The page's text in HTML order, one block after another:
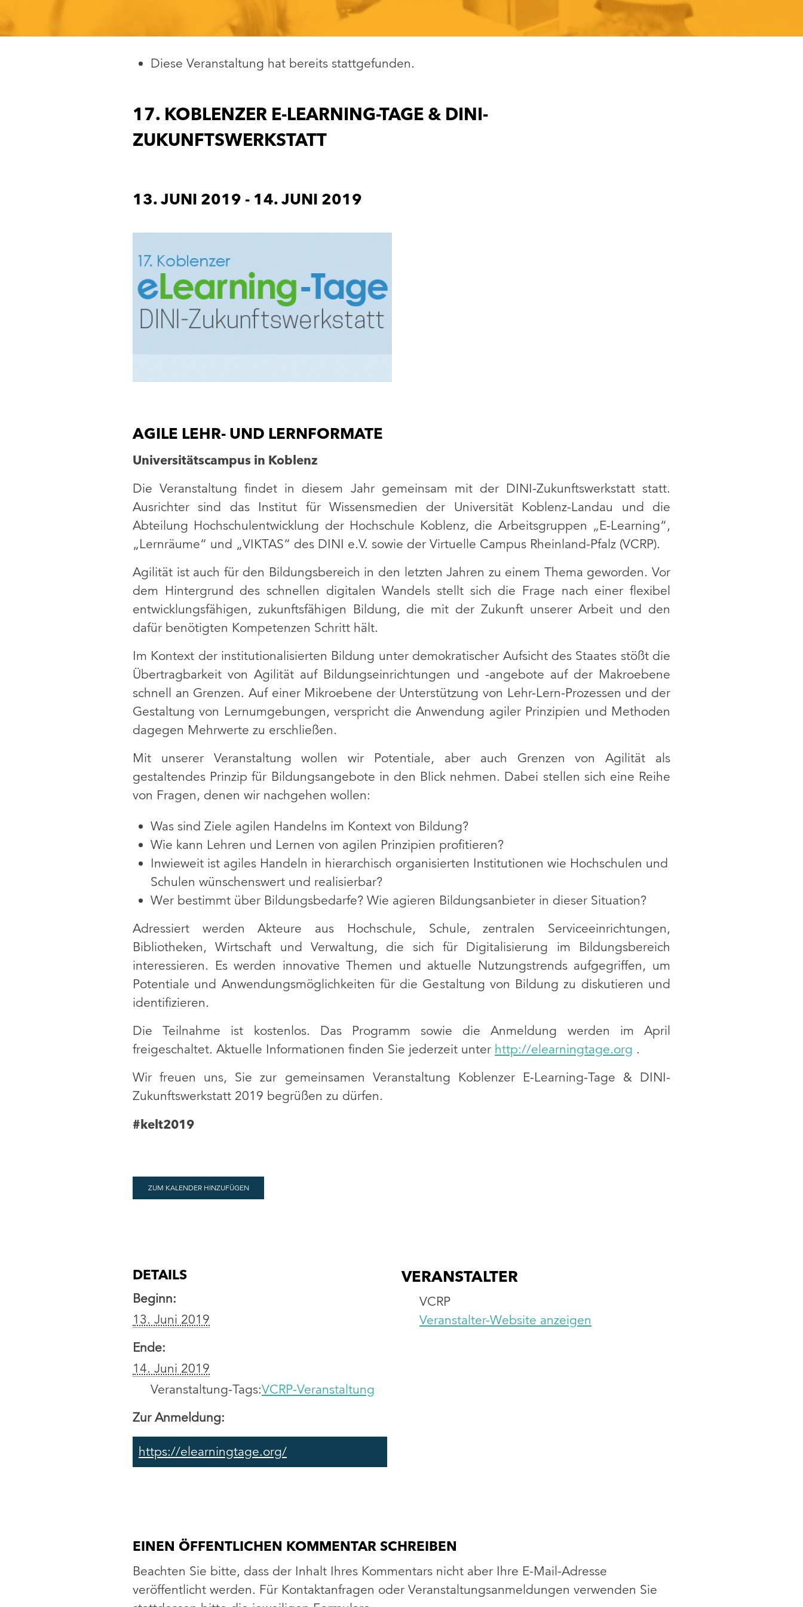
Diese Veranstaltung hat bereits stattgefunden.
17. KOBLENZER E-LEARNING-TAGE & DINI-
ZUKUNFTSWERKSTATT
13. JUNI 2019 - 14. JUNI 2019
AGILE LEHR- UND LERNFORMATE
Universitätscampus in Koblenz
Die Veranstaltung findet in diesem Jahr gemeinsam mit der DINI-Zukunftswerkstatt statt.
Ausrichter sind das Institut für Wissensmedien der Universität Koblenz-Landau und die
Abteilung Hochschulentwicklung der Hochschule Koblenz, die Arbeitsgruppen „E-Learning“,
„Lernräume“ und „VIKTAS“ des DINI e.V. sowie der Virtuelle Campus Rheinland-Pfalz (VCRP).
Agilität ist auch für den Bildungsbereich in den letzten Jahren zu einem Thema geworden. Vor
dem Hintergrund des schnellen digitalen Wandels stellt sich die Frage nach einer flexibel
entwicklungsfähigen, zukunftsfähigen Bildung, die mit der Zukunft unserer Arbeit und den
dafür benötigten Kompetenzen Schritt hält.
Im Kontext der institutionalisierten Bildung unter demokratischer Aufsicht des Staates stößt die
Übertragbarkeit von Agilität auf Bildungseinrichtungen und -angebote auf der Makroebene
schnell an Grenzen. Auf einer Mikroebene der Unterstützung von Lehr-Lern-Prozessen und der
Gestaltung von Lernumgebungen, verspricht die Anwendung agiler Prinzipien und Methoden
dagegen Mehrwerte zu erschließen.
Mit unserer Veranstaltung wollen wir Potentiale, aber auch Grenzen von Agilität als
gestaltendes Prinzip für Bildungsangebote in den Blick nehmen. Dabei stellen sich eine Reihe
von Fragen, denen wir nachgehen wollen:
Was sind Ziele agilen Handelns im Kontext von Bildung?
Wie kann Lehren und Lernen von agilen Prinzipien profitieren?
Inwieweit ist agiles Handeln in hierarchisch organisierten Institutionen wie Hochschulen und
Schulen wünschenswert und realisierbar?
Wer bestimmt über Bildungsbedarfe? Wie agieren Bildungsanbieter in dieser Situation?
Adressiert werden Akteure aus Hochschule, Schule, zentralen Serviceeinrichtungen,
Bibliotheken, Wirtschaft und Verwaltung, die sich für Digitalisierung im Bildungsbereich
interessieren. Es werden innovative Themen und aktuelle Nutzungstrends aufgegriffen, um
Potentiale und Anwendungsmöglichkeiten für die Gestaltung von Bildung zu diskutieren und
identifizieren.
Die Teilnahme ist kostenlos. Das Programm sowie die Anmeldung werden im April
freigeschaltet. Aktuelle Informationen finden Sie jederzeit unter http://elearningtage.org .
Wir freuen uns, Sie zur gemeinsamen Veranstaltung Koblenzer E-Learning-Tage & DINI-
Zukunftswerkstatt 2019 begrüßen zu dürfen.
#kelt2019
ZUM KALENDER HINZUFÜGEN
DETAILS
Beginn:
13. Juni 2019
Ende:
14. Juni 2019
Veranstaltung-Tags:VCRP-Veranstaltung
Zur Anmeldung:
https://elearningtage.org/
VERANSTALTER
VCRP
Veranstalter-Website anzeigen
EINEN ÖFFENTLICHEN KOMMENTAR SCHREIBEN
Beachten Sie bitte, dass der Inhalt Ihres Kommentars nicht aber Ihre E-Mail-Adresse
veröffentlicht werden. Für Kontaktanfragen oder Veranstaltungsanmeldungen verwenden Sie